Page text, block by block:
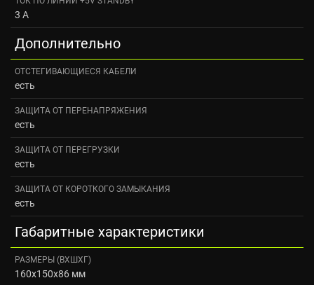
3 A
Дополнительно
ОТСТЕГИВАЮЩИЕСЯ КАБЕЛИ
есть
ЗАЩИТА ОТ ПЕРЕНАПРЯЖЕНИЯ
есть
ЗАЩИТА ОТ ПЕРЕГРУЗКИ
есть
ЗАЩИТА ОТ КОРОТКОГО ЗАМЫКАНИЯ
есть
Габаритные характеристики
РАЗМЕРЫ (ВXШXГ)
160x150x86 мм